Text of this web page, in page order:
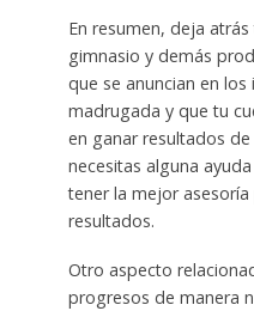
En resumen, deja
gimnasio y demás
que se anuncian en
madrugada y que tu
en ganar resultados
necesitas alguna
tener la mejor
resultados.
Otro aspecto
progresos de manera